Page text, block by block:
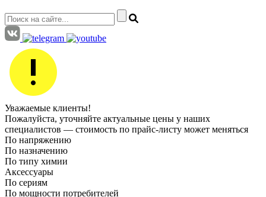
Уважаемые клиенты!
Пожалуйста, уточняйте актуальные цены у наших
специалистов — стоимость по прайс‑листу может меняться
По напряжению
По назначению
По типу химии
Аксессуары
По сериям
По мощности потребителей